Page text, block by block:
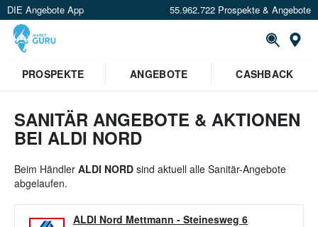
DIE Angebote App 55.962.722 Prospekte & Angebote
Standort festlegen
PROSPEKTE ANGEBOTE CASHBACK
SANITÄR ANGEBOTE & AKTIONEN
BEI ALDI NORD
Beim Händler ALDI NORD sind aktuell alle Sanitär-Angebote
abgelaufen.
ALDI Nord Mettmann - Steinesweg 6